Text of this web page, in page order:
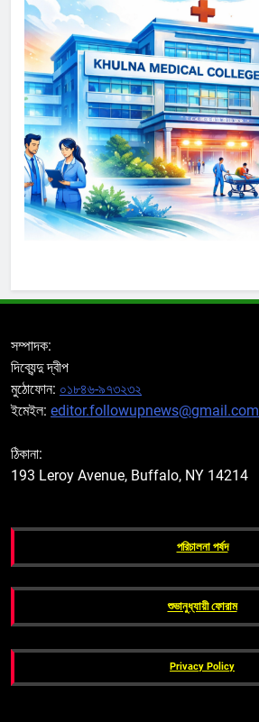
সম্পাদক:
দিব্যেন্দু দ্বীপ
মুঠোফোন: ০১৮৪৬-৯৭৩২৩২
ইমেইল: editor.followupnews@gmail.com
ঠিকানা:
193 Leroy Avenue, Buffalo, NY 14214
পরিচালনা পর্ষদ
শুভানুধ্যায়ী ফোরাম
Privacy Policy